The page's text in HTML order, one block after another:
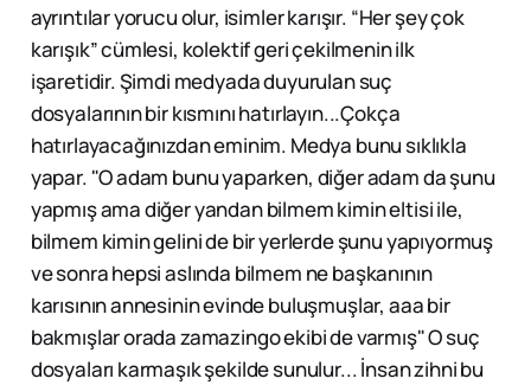
ayrıntılar yorucu olur, isimler karışır. “Her şey çok
karışık” cümlesi, kolektif geri çekilmenin ilk
işaretidir. Şimdi medyada duyurulan suç
dosyalarının bir kısmını hatırlayın...Çokça
hatırlayacağınızdan eminim. Medya bunu sıklıkla
yapar. "O adam bunu yaparken, diğer adam da şunu
yapmış ama diğer yandan bilmem kimin eltisi ile,
bilmem kimin gelini de bir yerlerde şunu yapıyormuş
ve sonra hepsi aslında bilmem ne başkanının
karısının annesinin evinde buluşmuşlar, aaa bir
bakmışlar orada zamazingo ekibi de varmış" O suç
dosyaları karmaşık şekilde sunulur... İnsan zihni bu